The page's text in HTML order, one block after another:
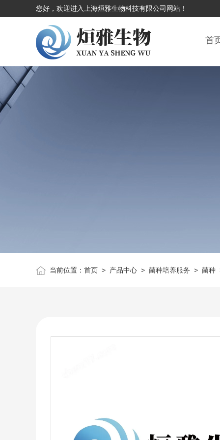
您好，欢迎进入上海烜雅生物科技有限公司网站！
首
当前位置： 首页> 产品中心> 菌种培养服务 > 菌种